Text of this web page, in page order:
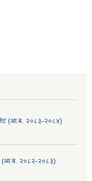
बजेट (आ.ब. २०८३-२०८४)
(आ.ब. २०८२-२०८३)